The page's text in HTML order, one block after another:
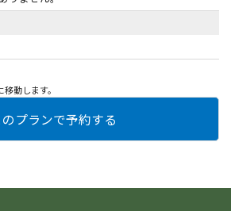
動します。